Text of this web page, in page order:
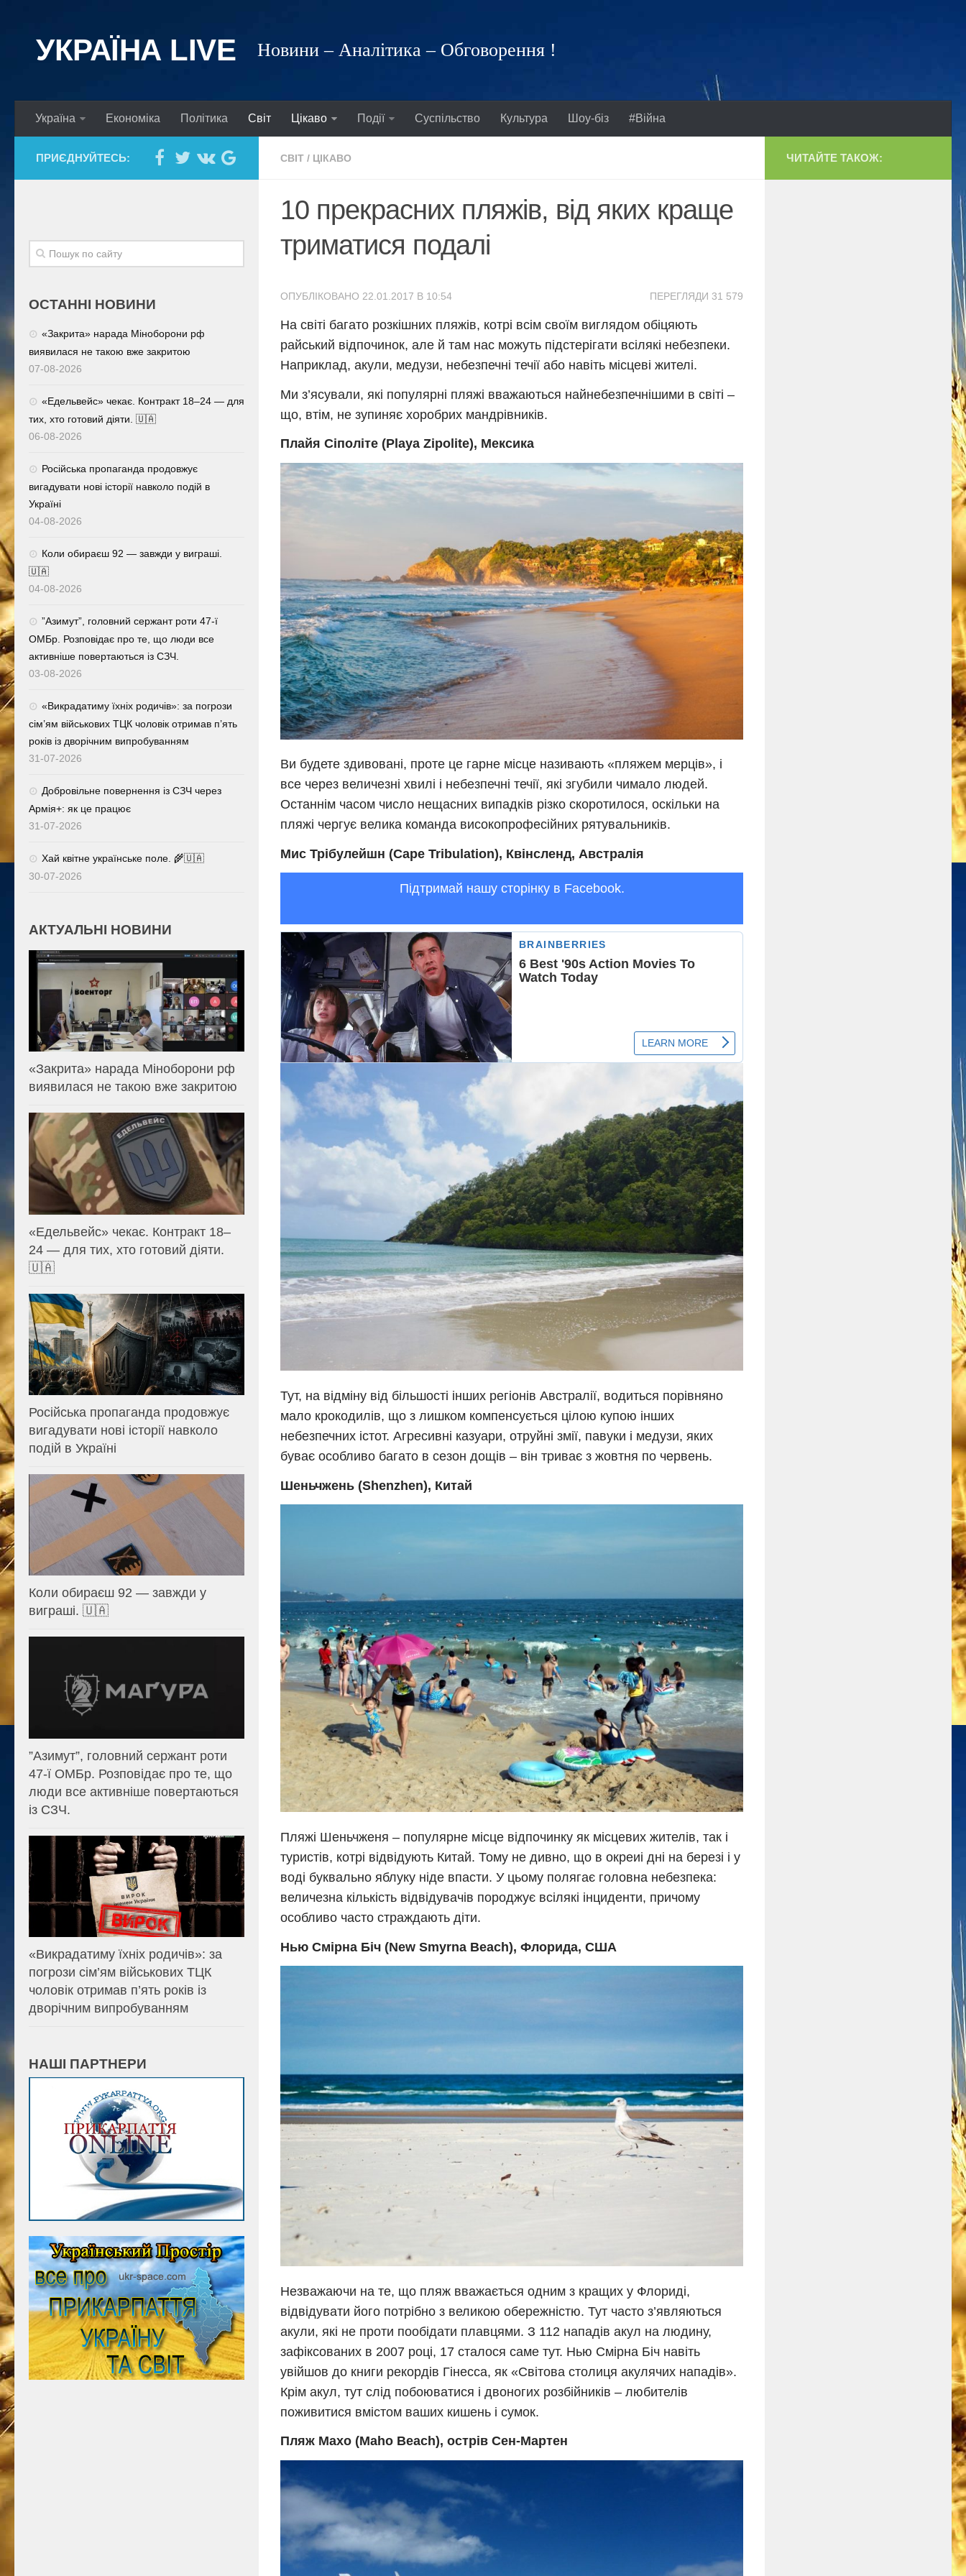
УКРАЇНА LIVE Новини – Аналітика – Обговорення !
Україна Економіка Політика Світ Цікаво Події Суспільство Культура Шоу-біз #Війна
СВІТ / ЦІКАВО
10 прекрасних пляжів, від яких краще
триматися подалі
ПЕРЕГЛЯДИ 31 579
ОПУБЛІКОВАНО 22.01.2017 В 10:54
На світі багато розкішних пляжів, котрі всім своїм виглядом обіцяють
райський відпочинок, але й там нас можуть підстерігати всілякі небезпеки.
Наприклад, акули, медузи, небезпечні течії або навіть місцеві жителі.
Ми з’ясували, які популярні пляжі вважаються найнебезпечнішими в світі –
що, втім, не зупиняє хоробрих мандрівників.
Плайя Сіполіте (Playa Zipolite), Мексика
Ви будете здивовані, проте це гарне місце називають «пляжем мерців», і
все через величезні хвилі і небезпечні течії, які згубили чимало людей.
Останнім часом число нещасних випадків різко скоротилося, оскільки на
пляжі чергує велика команда високопрофесійних рятувальників.
Мис Трібулейшн (Cape Tribulation), Квінсленд, Австралія
Підтримай нашу сторінку в Facebook.
Тут, на відміну від більшості інших регіонів Австралії, водиться порівняно
мало крокодилів, що з лишком компенсується цілою купою інших
небезпечних істот. Агресивні казуари, отруйні змії, павуки і медузи, яких
буває особливо багато в сезон дощів – він триває з жовтня по червень.
Шеньчжень (Shenzhen), Китай
Пляжі Шеньчженя – популярне місце відпочинку як місцевих жителів, так і
туристів, котрі відвідують Китай. Тому не дивно, що в окреиі дні на березі і у
воді буквально яблуку ніде впасти. У цьому полягає головна небезпека:
величезна кількість відвідувачів породжує всілякі інциденти, причому
особливо часто страждають діти.
Нью Смірна Біч (New Smyrna Beach), Флорида, США
Незважаючи на те, що пляж вважається одним з кращих у Флориді,
відвідувати його потрібно з великою обережністю. Тут часто з’являються
акули, які не проти пообідати плавцями. З 112 нападів акул на людину,
зафіксованих в 2007 році, 17 сталося саме тут. Нью Смірна Біч навіть
увійшов до книги рекордів Гінесса, як «Світова столиця акулячих нападів».
Крім акул, тут слід побоюватися і двоногих розбійників – любителів
поживитися вмістом ваших кишень і сумок.
Пляж Махо (Maho Beach), острів Сен-Мартен
ПРИЄДНУЙТЕСЬ:
ОСТАННІ НОВИНИ
«Закрита» нарада Міноборони рф
виявилася не такою вже закритою
07-08-2026
«Едельвейс» чекає. Контракт 18–24 — для
тих, хто готовий діяти. 🇺🇦
06-08-2026
Російська пропаганда продовжує
вигадувати нові історії навколо подій в
Україні
04-08-2026
Коли обираєш 92 — завжди у виграші.
🇺🇦
04-08-2026
⁨”Азимут”, головний сержант роти 47-ї
ОМБр. Розповідає про те, що люди все
активніше повертаються із СЗЧ.
03-08-2026
«Викрадатиму їхніх родичів»: за погрози
сім’ям військових ТЦК чоловік отримав п’ять
років із дворічним випробуванням
31-07-2026
Добровільне повернення із СЗЧ через
Армія+: як це працює
31-07-2026
Хай квітне українське поле. 🌾🇺🇦
30-07-2026
АКТУАЛЬНІ НОВИНИ
«Закрита» нарада Міноборони рф
виявилася не такою вже закритою
«Едельвейс» чекає. Контракт 18–
24 — для тих, хто готовий діяти.
🇺🇦
Російська пропаганда продовжує
вигадувати нові історії навколо
подій в Україні
Коли обираєш 92 — завжди у
виграші. 🇺🇦
⁨”Азимут”, головний сержант роти
47-ї ОМБр. Розповідає про те, що
люди все активніше повертаються
із СЗЧ.
«Викрадатиму їхніх родичів»: за
погрози сім’ям військових ТЦК
чоловік отримав п’ять років із
дворічним випробуванням
НАШІ ПАРТНЕРИ
ЧИТАЙТЕ ТАКОЖ: